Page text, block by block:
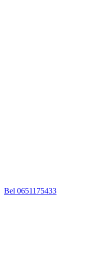
Bel 0651175433